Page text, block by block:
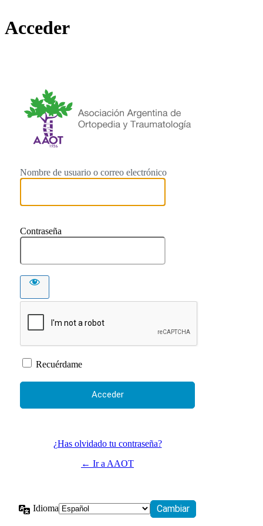
Acceder
Nombre de usuario o correo electrónico
Contraseña
Recuérdame
¿Has olvidado tu contraseña?
← Ir a AAOT
Idioma